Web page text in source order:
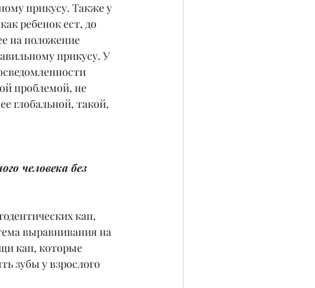
прикусу. Также у
ребенок ест, до
на положение
прикусу. У
проблемой, не
глобальной, такой,
человека без
кап,
выравнивания на
кап, которые
зубы у взрослого